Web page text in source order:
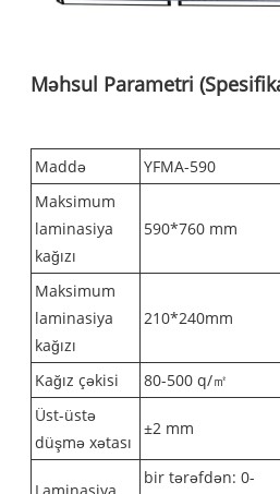
Məhsul Parametri
Maddə YFMA-590
Maksimum
laminasiya
kağızı
590*760 mm
Maksimum
laminasiya
kağızı
210*240mm
Kağız çəkisi 80-500 q/㎡
Üst-üstə
düşmə xətası
±2 mm
Laminasiya
bir tərəfdən: 0-